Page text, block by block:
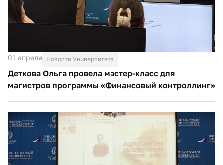
01 апреля Новости Университета
Деткова Ольга провела мастер-класс для
магистров программы «Финансовый контроллинг»